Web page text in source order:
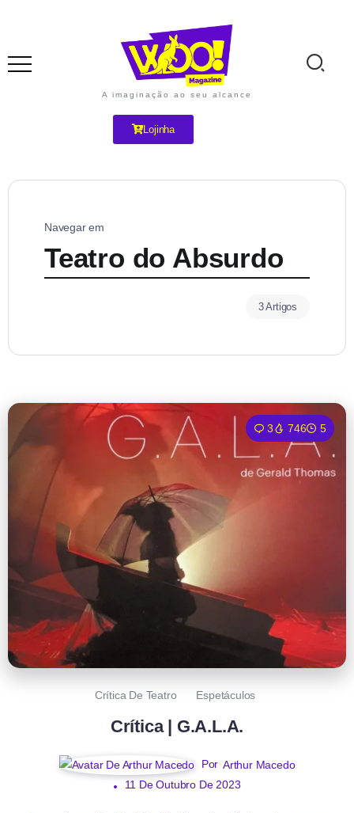
A imaginação ao seu alcance
Lojinha
Navegar em
Teatro do Absurdo
3 Artigos
3 746 5
Crítica De Teatro Espetáculos
Crítica | G.A.L.A.
Por Arthur Macedo
11 De Outubro De 2023